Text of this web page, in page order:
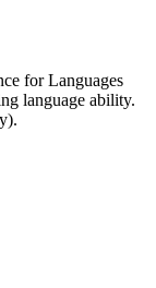
for Languages
language ability.